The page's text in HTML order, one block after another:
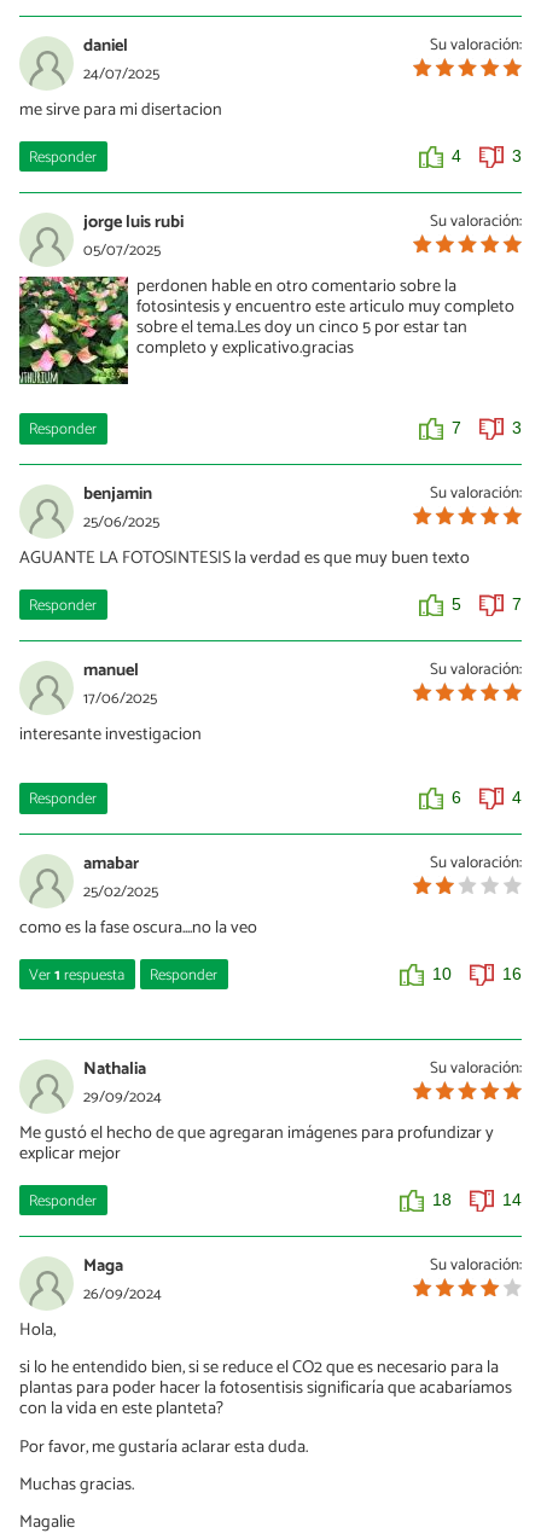
Su valoración:
daniel
24/07/2025
me sirve para mi disertacion
Responder 4 3
Su valoración:
jorge luis rubi
05/07/2025
perdonen hable en otro comentario sobre la
fotosintesis y encuentro este articulo muy completo
sobre el tema.Les doy un cinco 5 por estar tan
completo y explicativo.gracias
Responder 7 3
Su valoración:
benjamin
25/06/2025
AGUANTE LA FOTOSINTESIS la verdad es que muy buen texto
Responder 5 7
Su valoración:
manuel
17/06/2025
interesante investigacion
Responder 6 4
Su valoración:
amabar
25/02/2025
como es la fase oscura....no la veo
Ver1respuesta Responder 10 16
22/08/2025
Es la parte del proceso del la fotosíntesis que se realiza por la
noche
Su valoración:
Nathalia
29/09/2024
Me gustó el hecho de que agregaran imágenes para profundizar y
explicar mejor
Responder 18 14
Su valoración:
Maga
26/09/2024
Hola,
si lo he entendido bien, si se reduce el CO2 que es necesario para la
plantas para poder hacer la fotosentisis significaría que acabaríamos
con la vida en este planteta?
Por favor, me gustaría aclarar esta duda.
Muchas gracias.
Magalie